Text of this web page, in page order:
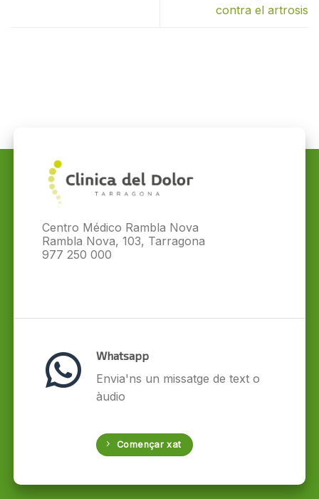
contra el artrosis
Centro Médico Rambla Nova
Rambla Nova, 103, Tarragona
977 250 000
Whatsapp
Envia'ns un missatge de text o
àudio
Començar xat